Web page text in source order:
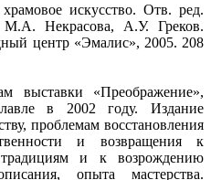
искусство. Отв. ред.
Некрасова, А.У. Греков.
центр «Эмалис», 2005. 208
выставки «Преображение»,
в 2002 году. Издание
проблемам восстановления
и возвращения к
и к возрождению
опыта мастерства.